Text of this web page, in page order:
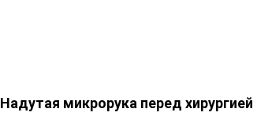
Надутая микрорука перед